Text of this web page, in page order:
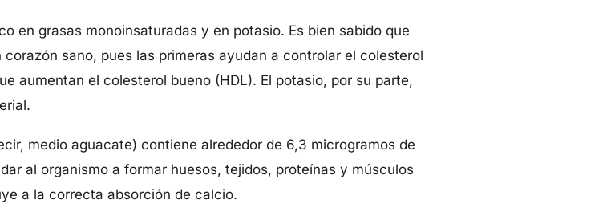
en grasas monoinsaturadas y en potasio. Es bien sabido que
sano, pues las primeras ayudan a controlar el colesterol
aumentan el colesterol bueno (HDL). El potasio, por su parte,
medio aguacate) contiene alrededor de 6,3 microgramos de
al organismo a formar huesos, tejidos, proteínas y músculos
a la correcta absorción de calcio.